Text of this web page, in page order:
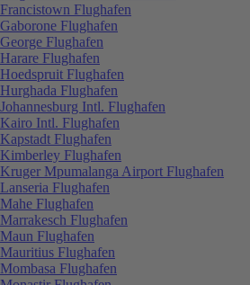
Francistown Flughafen
Gaborone Flughafen
George Flughafen
Harare Flughafen
Hoedspruit Flughafen
Hurghada Flughafen
Johannesburg Intl. Flughafen
Kairo Intl. Flughafen
Kapstadt Flughafen
Kimberley Flughafen
Kruger Mpumalanga Airport Flughafen
Lanseria Flughafen
Mahe Flughafen
Marrakesch Flughafen
Maun Flughafen
Mauritius Flughafen
Mombasa Flughafen